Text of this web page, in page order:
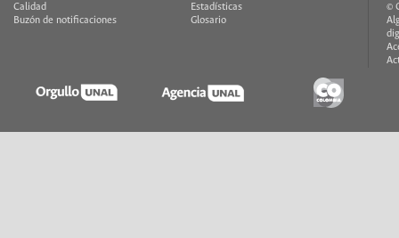
Calidad
Buzón de notificaciones
Estadísticas
Glosario
©